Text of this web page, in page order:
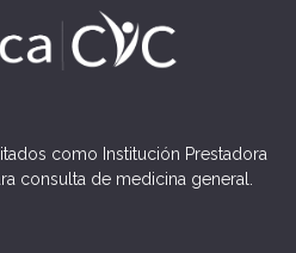
como Institución Prestadora
consulta de medicina general.